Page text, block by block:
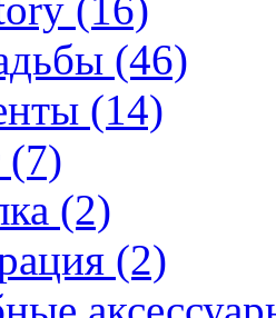
(16)
(46)
(14)
(7)
(2)
(2)